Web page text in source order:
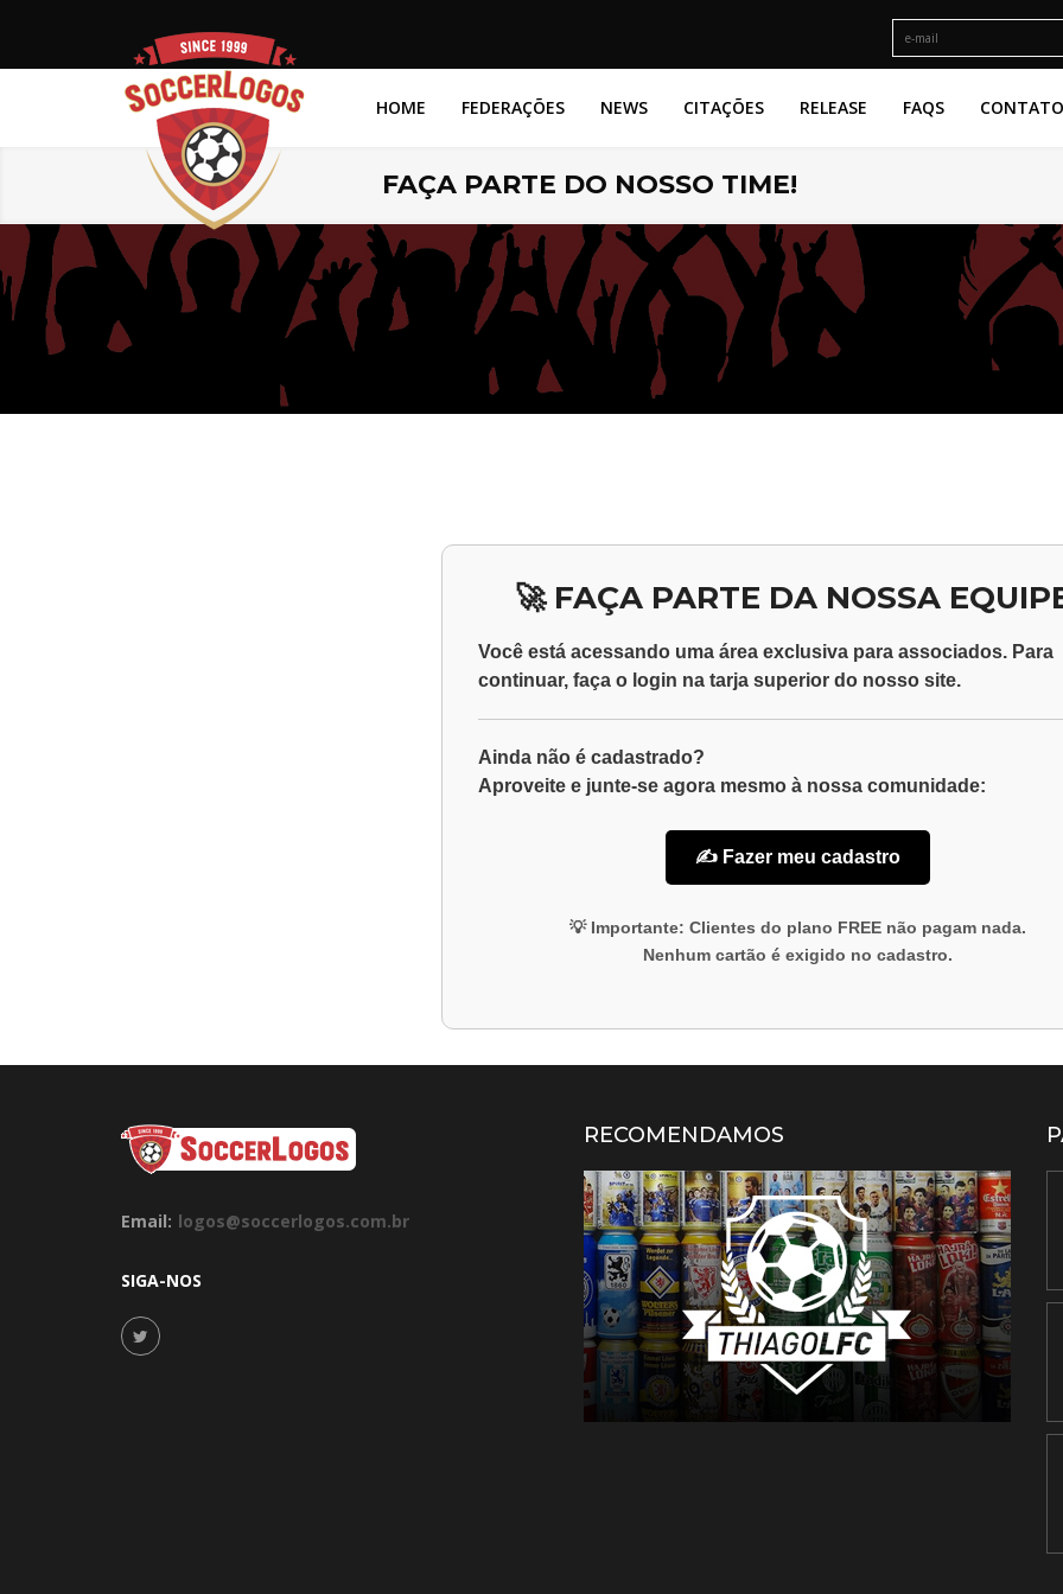
HOME FEDERAÇÕES NEWS CITAÇÕES RELEASE FAQS CONTATO
FAÇA PARTE DO NOSSO TIME!
🚀 FAÇA PARTE DA NOSSA
Você está acessando uma área exclusiva para associados. Para
continuar, faça o login na tarja superior do nosso site.
Ainda não é cadastrado?
Aproveite e junte-se agora mesmo à nossa comunidade:
✍️ Fazer meu cadastro
💡 Importante: Clientes do plano FREEnão pagam nada.
Nenhum cartão é exigido no cadastro.
Email: logos@soccerlogos.com.br
SIGA-NOS
RECOMENDAMOS